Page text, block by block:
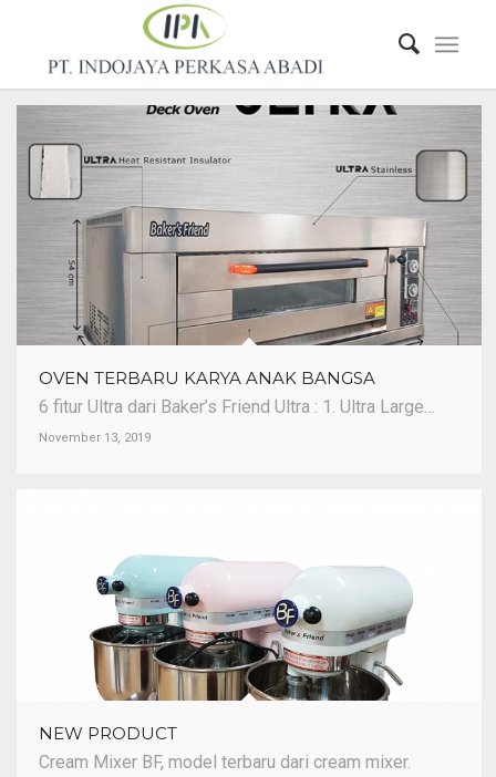
OVEN TERBARU KARYA ANAK BANGSA
6 fitur Ultra dari Baker’s Friend Ultra : 1. Ultra Large…
November 13, 2019
NEW PRODUCT
Cream Mixer BF, model terbaru dari cream mixer.